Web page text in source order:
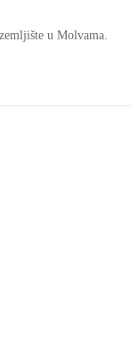
u Molvama.